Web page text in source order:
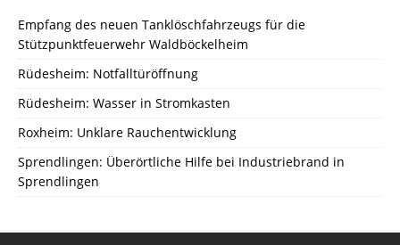
Empfang des neuen Tanklöschfahrzeugs für die
Stützpunktfeuerwehr Waldböckelheim
Rüdesheim: Notfalltüröffnung
Rüdesheim: Wasser in Stromkasten
Roxheim: Unklare Rauchentwicklung
Sprendlingen: Überörtliche Hilfe bei Industriebrand in
Sprendlingen